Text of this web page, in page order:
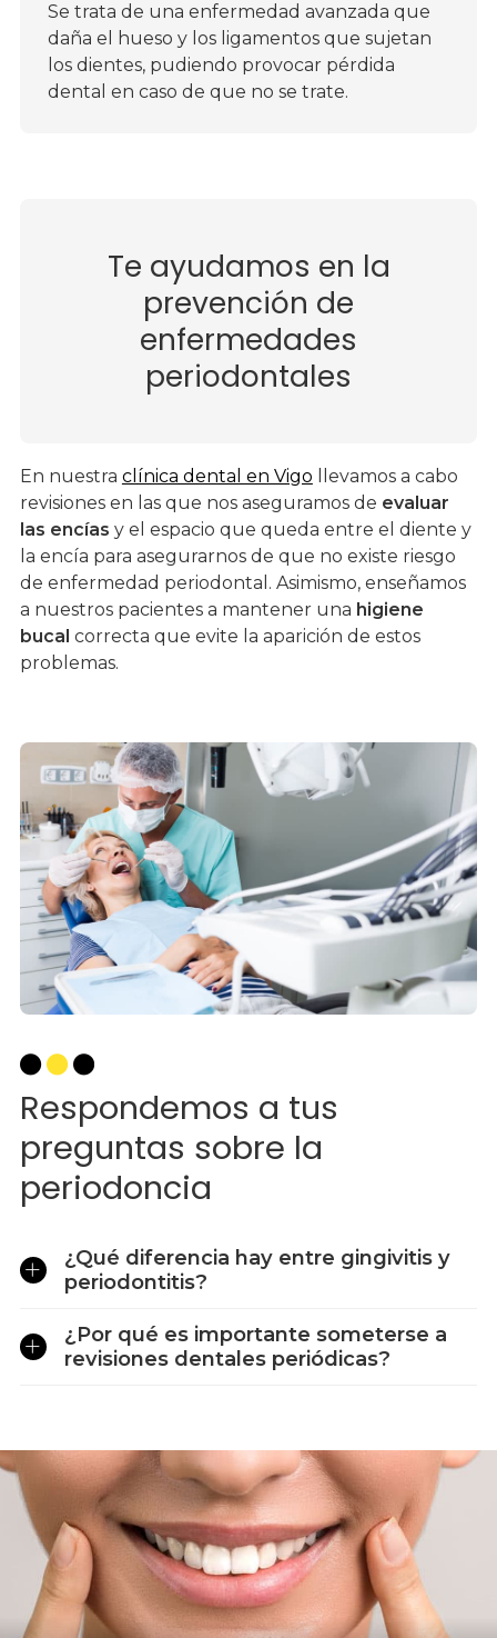
Se trata de una enfermedad avanzada que
daña el hueso y los ligamentos que sujetan
los dientes, pudiendo provocar pérdida
dental en caso de que no se trate.
Te ayudamos en la
prevención de
enfermedades
periodontales
En nuestra clínica dental en Vigo llevamos a cabo
revisiones en las que nos aseguramos de evaluar
las encías y el espacio que queda entre el diente y
la encía para asegurarnos de que no existe riesgo
de enfermedad periodontal. Asimismo, enseñamos
a nuestros pacientes a mantener una higiene
bucal correcta que evite la aparición de estos
problemas.
Respondemos a tus
preguntas sobre la
periodoncia
¿Qué diferencia hay entre gingivitis y
periodontitis?
¿Por qué es importante someterse a
revisiones dentales periódicas?